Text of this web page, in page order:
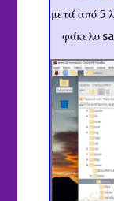
μετά από 5
φάκελο